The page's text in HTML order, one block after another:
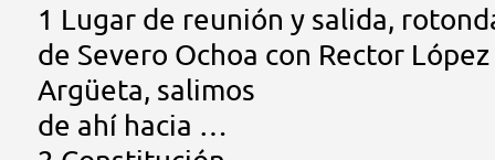
1 Lugar de reunión y salida,
de Severo Ochoa con Rector López
Argüeta, salimos
de ahí hacia …